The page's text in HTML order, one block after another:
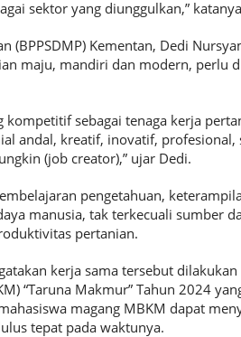
sektor yang diunggulkan,”
(BPPSDMP) Kementan, Dedi
maju, mandiri dan modern, perlu
sebagai tenaga kerja
andal, kreatif, inovatif, profesional,
(job creator),” ujar Dedi.
pengetahuan,
manusia, tak terkecuali sumber
pertanian.
kerja sama tersebut
“Taruna Makmur” Tahun 2024
magang MBKM dapat
tepat pada waktunya.